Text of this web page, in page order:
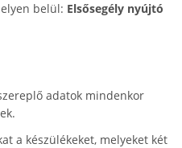
belül: Elsősegély nyújtó
adatok mindenkor
a készülékeket, melyeket két